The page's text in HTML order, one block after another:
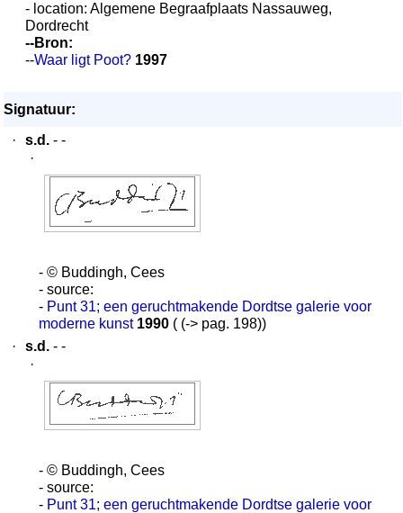
- location: Algemene Begraafplaats Nassauweg,
Dordrecht
--Bron:
--Waar ligt Poot? 1997
Signatuur:
·
s.d. - -
·
- © Buddingh, Cees
- source:
- Punt 31; een geruchtmakende Dordtse galerie voor
moderne kunst 1990 ( (-> pag. 198))
·
s.d. - -
·
- © Buddingh, Cees
- source:
- Punt 31; een geruchtmakende Dordtse galerie voor